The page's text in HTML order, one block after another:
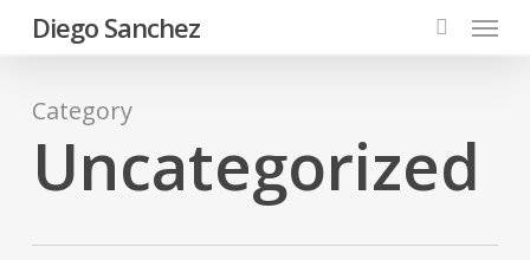
content
Diego Sanchez
search
Menu
Category
Uncategorized